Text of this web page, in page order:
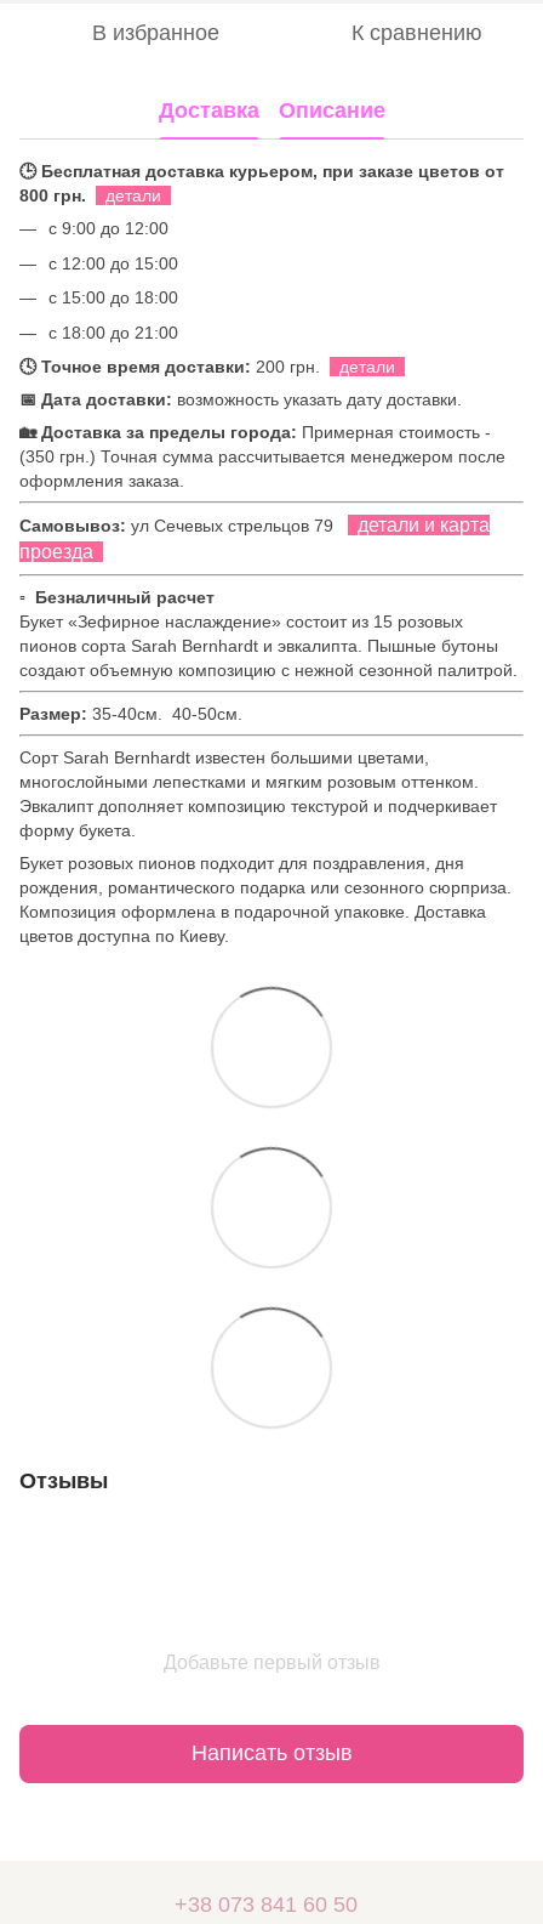
В избранное К сравнению
Доставка Описание
🕒 Бесплатная доставка курьером, при заказе цветов от
800 грн.
детали
с 9:00 до 12:00
с 12:00 до 15:00
с 15:00 до 18:00
с 18:00 до 21:00
🕓 Точное время доставки: 200 грн.
детали
📅 Дата доставки: возможность указать дату доставки.
🏡 Доставка за пределы города: Примерная стоимость -
(350 грн.) Точная сумма рассчитывается менеджером после
оформления заказа.
Самовывоз: ул Сечевых стрельцов 79
детали и карта
проезда
▫ Безналичный расчет
Букет «Зефирное наслаждение» состоит из 15 розовых
пионов сорта Sarah Bernhardt и эвкалипта. Пышные бутоны
создают объемную композицию с нежной сезонной палитрой.
Размер: 35-40см. 40-50см.
Сорт Sarah Bernhardt известен большими цветами,
многослойными лепестками и мягким розовым оттенком.
Эвкалипт дополняет композицию текстурой и подчеркивает
форму букета.
Букет розовых пионов подходит для поздравления, дня
рождения, романтического подарка или сезонного сюрприза.
Композиция оформлена в подарочной упаковке. Доставка
цветов доступна по Киеву.
Отзывы
Добавьте первый отзыв
Написать отзыв
+38 073 841 60 50